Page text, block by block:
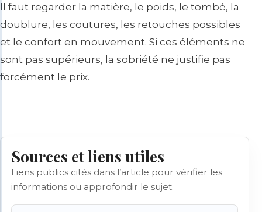
Il faut regarder la matière, le poids, le tombé, la
doublure, les coutures, les retouches possibles
et le confort en mouvement. Si ces éléments ne
sont pas supérieurs, la sobriété ne justifie pas
forcément le prix.
Sources et liens utiles
Liens publics cités dans l’article pour vérifier les
informations ou approfondir le sujet.